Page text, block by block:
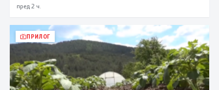
пред 2 ч.
ПРИЛОГ